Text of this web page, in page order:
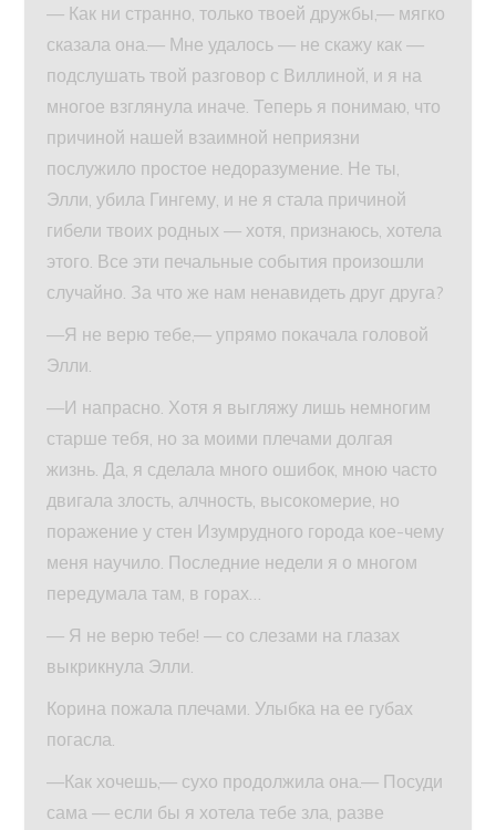
— Как ни странно, только твоей дружбы,— мягко
сказала она.— Мне удалось — не скажу как —
подслушать твой разговор с Виллиной, и я на
многое взглянула иначе. Теперь я понимаю, что
причиной нашей взаимной неприязни
послужило простое недоразумение. Не ты,
Элли, убила Гингему, и не я стала причиной
гибели твоих родных — хотя, признаюсь, хотела
этого. Все эти печальные события произошли
случайно. За что же нам ненавидеть друг друга?
—Я не верю тебе,— упрямо покачала головой
Элли.
—И напрасно. Хотя я выгляжу лишь немногим
старше тебя, но за моими плечами долгая
жизнь. Да, я сделала много ошибок, мною часто
двигала злость, алчность, высокомерие, но
поражение у стен Изумрудного города кое-чему
меня научило. Последние недели я о многом
передумала там, в горах…
— Я не верю тебе! — со слезами на глазах
выкрикнула Элли.
Корина пожала плечами. Улыбка на ее губах
погасла.
—Как хочешь,— сухо продолжила она.— Посуди
сама — если бы я хотела тебе зла, разве